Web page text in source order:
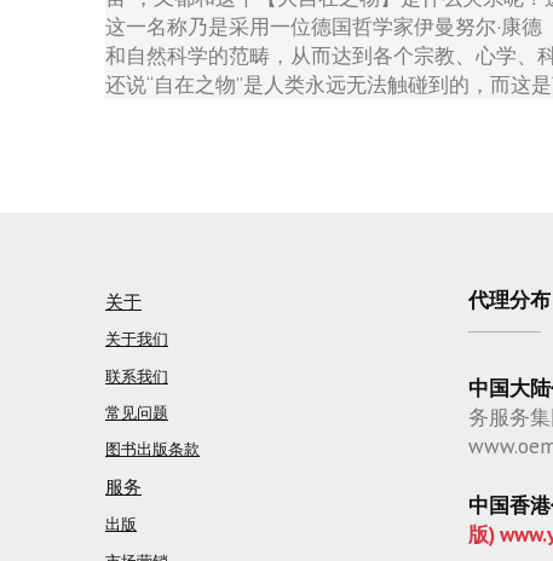
这一名称乃是采用一位德国哲学家伊曼努尔·康
和自然科学的范畴，从而达到各个宗教、心学、
还说“自在之物”是人类永远无法触碰到的，而这是
关于
关于我们
联系我们
常见问题
图书出版条款
服务
出版
代理分布
中国大
务服务
中国香
版)